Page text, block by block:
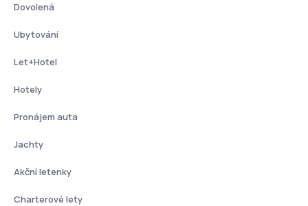
Dovolená
Ubytování
Let+Hotel
Hotely
Pronájem auta
Jachty
Akční letenky
Charterové lety